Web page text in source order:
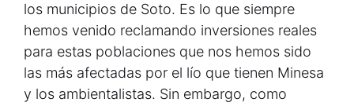
los municipios de Soto. Es lo que siempre
hemos venido reclamando inversiones reales
para estas poblaciones que nos hemos sido
las más afectadas por el lío que tienen Minesa
y los ambientalistas. Sin embargo, como